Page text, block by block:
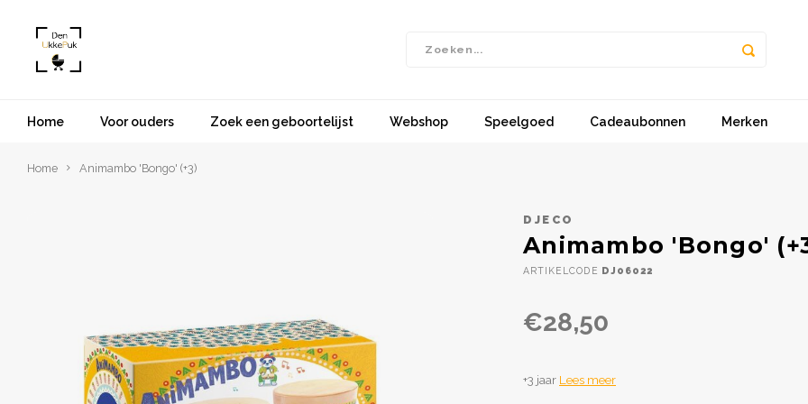
Home Voor ouders Zoek een geboortelijst Webshop Speelgoed Cadeaubonnen Merken
Home Animambo 'Bongo' (+3)
DJECO
Animambo 'Bongo'
ARTIKELCODE DJ06022
€28,50
+3 jaar Lees meer